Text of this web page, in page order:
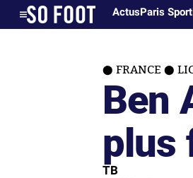
ActusParis
FRANCE
Ben
plus
TB